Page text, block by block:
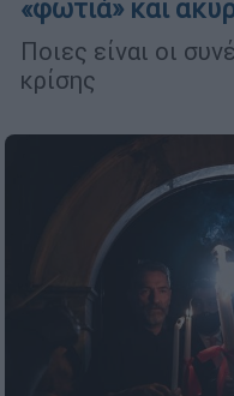
«φωτιά» και
Ποιες είναι οι
κρίσης